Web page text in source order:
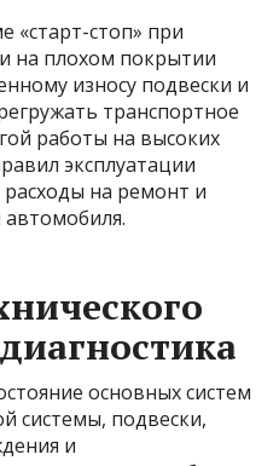
«старт-стоп» при
на плохом покрытии
износу подвески и
транспортное
работы на высоких
эксплуатации
на ремонт и
основных систем
системы, подвески,
и